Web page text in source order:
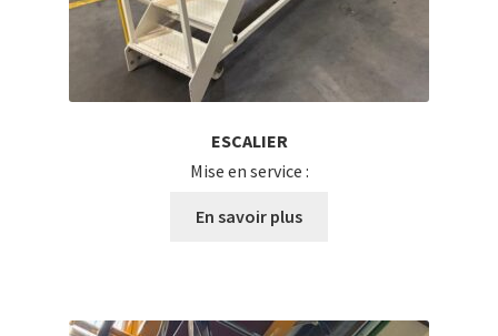
ESCALIER
Mise en service :
En savoir plus